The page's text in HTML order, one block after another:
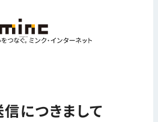
につきまして